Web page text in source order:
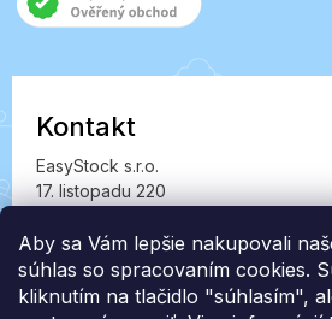
Aby sa Vám lepšie nakupovali
súhlas so spracovaním cookies.
kliknutím na tlačidlo "súhlasím",
Kontakt
EasyStock s.r.o.
17. listopadu 220
IČ: 07727402, DIČ: CZ07727402
info@londonclub.sk